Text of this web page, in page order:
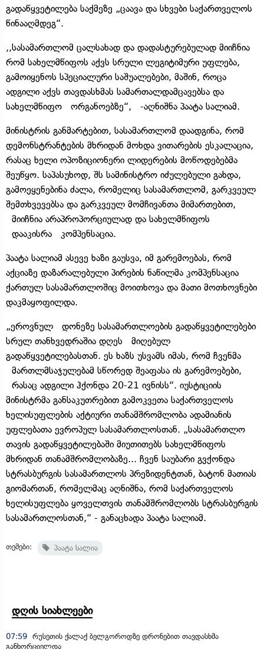
გადაწყვეტილება საქმეზე „ცაავა და სხვები საქართველოს
წინააღმდეგ“.
,,სასამართლომ ცალსახად და დადასტურებულად მიიჩნია
რომ სახელმწიფოს აქვს სრული ლეგიტიმური უფლება,
გამოიყენოს სპეციალური საშუალებები, მაშინ, როცა
ადგილი აქვს თავდასხმას სამართალდამცავებსა და
სახელმწიფო ორგანოებზე“, -აღნიშნა პაატა სალიამ.
მინისტრის განმარტებით, სასამართლომ დაადგინა, რომ
დემონსტრანტების მხრიდან მოხდა ვითარების ესკალაცია,
რასაც ხელი ოპოზიციონერი ლიდერების მოწოდებებმა
შეუწყო. საპასუხოდ, შს სამინისტრო იძულებული გახდა,
გამოეყენებინა ძალა, რომელიც სასამართლომ, გარკვეულ
შემთხვევებსა და გარკვეულ მომჩივანთა მიმართებით,
მიიჩნია არაპროპორციულად და სახელმწიფოს
დააკისრა კომპენსაცია.
პაატა სალიამ ასევე ხაზი გაუსვა, იმ გარემოებას, რომ
აქციაზე დაზარალებული პირების ნაწილმა კომპენსაცია
ქართულ სასამართლოშიც მოითხოვა და მათი მოთხოვნები
დაკმაყოფილდა.
„ეროვნულ დონეზე სასამართლოების გადაწყვეტილებები
სრულ თანხვედრაშია დღეს მიღებულ
გადაწყვეტილებასთან. ეს ხაზს უსვამს იმას, რომ ჩვენმა
მართლმსაჯულებამ სწორედ შეაფასა ის გარემოებები,
რასაც ადგილი ჰქონდა 20-21 ივნისს“. იუსტიციის
მინისტრმა განსაკუთრებით გამოკვეთა საქართველოს
ხელისუფლების აქტიური თანამშრომლობა ადამიანის
უფლებათა ევროპულ სასამართლოსთან. „სასამართლო
თავის გადაწყვეტილებაში მიუთითებს სახელმწიფოს
მხრიდან თანამშრომლობაზე... ჩვენ საუბარი გვქონდა
სტრასბურგის სასამართლოს პრეზიდენტთან, ბატონ მათიას
გიომართან, რომელმაც აღნიშნა, რომ საქართველოს
ხელისუფლება ყოველთვის თანამშრომლობს სტრასბურგის
სასამართლოსთან,“ - განაცხადა პაატა სალიამ.
თემები: პაატა სალია
დღის სიახლეები
07:59 რუსეთის ქალაქ ბელგოროდზე დრონებით თავდასხმა
განხორციელდა